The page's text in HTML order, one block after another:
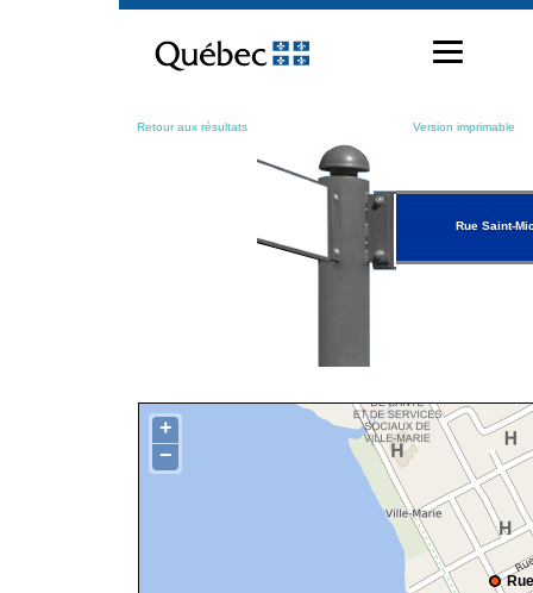
contenu
Retour aux résultats Version imprimable
Rue Saint-
+
−